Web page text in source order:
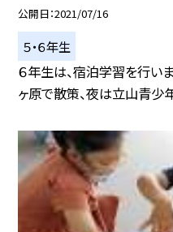
公開日 2021/07/16
５・６年生
６年生は、宿泊学習を行い
ヶ原で散策、夜は立山青少